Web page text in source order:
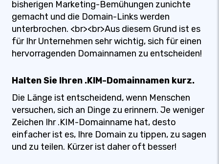
bisherigen Marketing-Bemühungen zunichte
gemacht und die Domain-Links werden
unterbrochen. <br><br>Aus diesem Grund ist es
für Ihr Unternehmen sehr wichtig, sich für einen
hervorragenden Domainnamen zu entscheiden!
Halten Sie Ihren .KIM-Domainnamen kurz.
Die Länge ist entscheidend, wenn Menschen
versuchen, sich an Dinge zu erinnern. Je weniger
Zeichen Ihr .KIM-Domainname hat, desto
einfacher ist es, Ihre Domain zu tippen, zu sagen
und zu teilen. Kürzer ist daher oft besser!